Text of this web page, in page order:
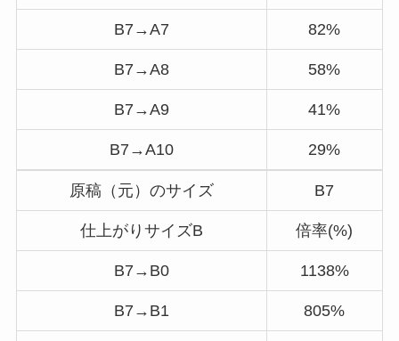
B7→A7 82%
B7→A8 58%
B7→A9 41%
B7→A10 29%
原稿（元）のサイズ B7
仕上がりサイズB 倍率(%)
B7→B0 1138%
B7→B1 805%